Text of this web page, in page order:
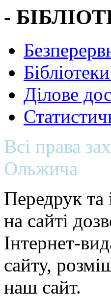
-
Ділове
Всі права
Ольжича
Передрук та
на сайті
Інтернет-
сайту,
наш сайт.